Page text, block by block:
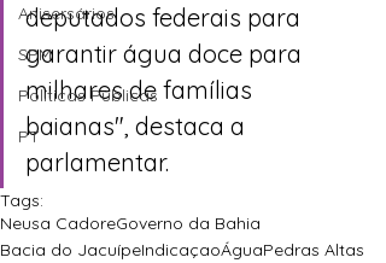
Anisersários
SPM
Políticas Públicas
PT
deputados federais para
garantir água doce para
milhares de famílias
baianas", destaca a
parlamentar.
Tags:
Neusa CadoreGoverno da Bahia
Bacia do JacuípeIndicaçaoÁguaPedras Altas